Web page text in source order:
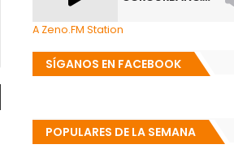
A Zeno.FM Station
SÍGANOS EN FACEBOOK
POPULARES DE LA SEMANA